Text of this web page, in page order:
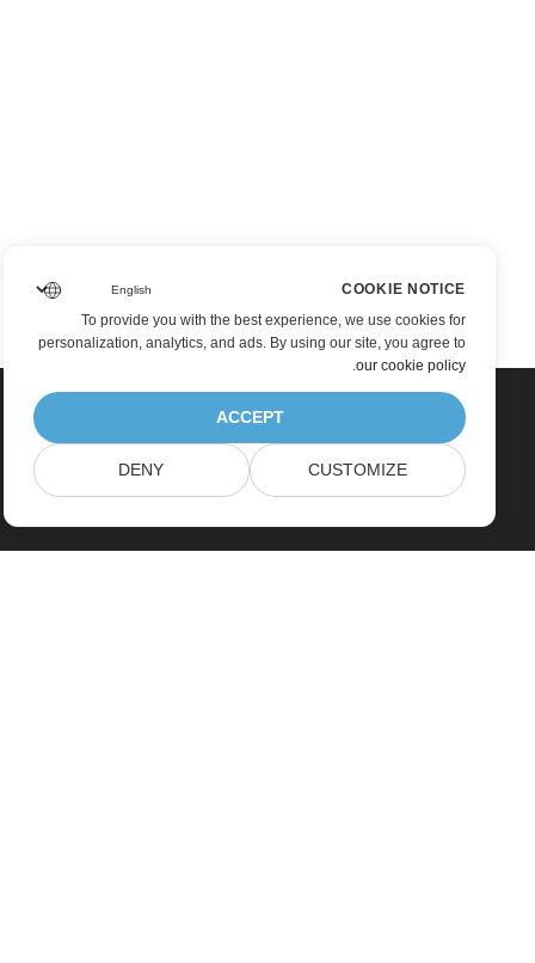
COOKIE NOTICE
To provide you with the best experience, we use cookies for
personalization, analytics, and ads. By using our site, you agree to
our cookie policy
.
ACCEPT
CUSTOMIZE
DENY